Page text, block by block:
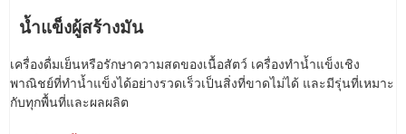
น้ำแข็งผู้สร้างมัน
เครื่องดื่มเย็นหรือรักษาความสดของเนื้อสัตว์ เครื่องทำน้ำแข็งเชิง
พาณิชย์ที่ทำน้ำแข็งได้อย่างรวดเร็วเป็นสิ่งที่ขาดไม่ได้ และมีรุ่นที่เหมาะ
กับทุกพื้นที่และผลผลิต